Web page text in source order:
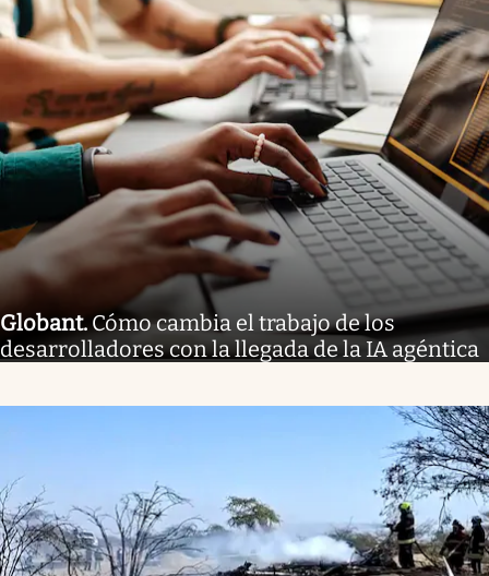
Globant. Cómo cambia el trabajo de los
desarrolladores con la llegada de la IA agéntica